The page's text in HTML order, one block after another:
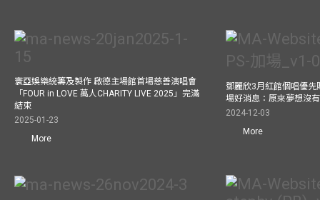
寰亞娛樂統籌及製作 啟德主場館首場慈善演唱會
「FOUR in LOVE 萬人CHARITY LIVE 2025」完滿
結束
2025-01-23
More
鄧麗欣3月紅館個唱優先
場好消息：原來夢想沒
2024-12-03
More